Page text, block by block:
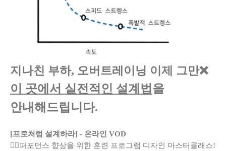
지나친 부하, 오버트레이닝 이제 그만❌
이 곳에서 실전적인 설계법 을
안내해드립니다.
[프로처럼 설계하라] - 온라인 VOD
🏋️‍♂️퍼포먼스 향상을 위한 훈련 프로그램 디자인 마스터클래스!